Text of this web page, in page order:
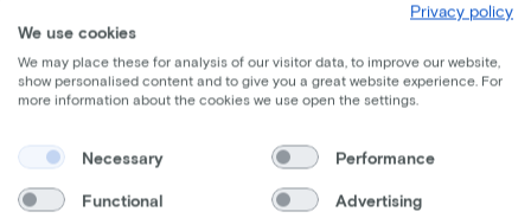
Giant
TCR Advanced Pro Team Disc
Privacy policy
We use cookies
We may place these for analysis of our visitor data, to improve our website,
show personalised content and to give you a great website experience. For
more information about the cookies we use open the settings.
Necessary Performance
Functional Advertising